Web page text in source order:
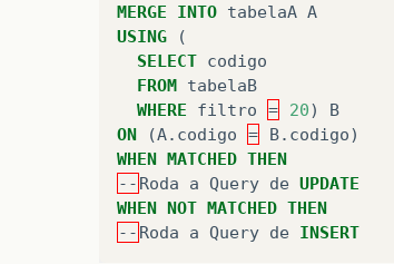
MERGE INTO tabelaA A
USING
(
SELECT codigo
FROM tabelaB
WHERE
filtro = 20)
B
ON
(A. codigo = B. codigo)
WHEN MATCHED THEN
-- Roda a Query de UPDATE
WHEN NOT MATCHED THEN
-- Roda a Query de INSERT